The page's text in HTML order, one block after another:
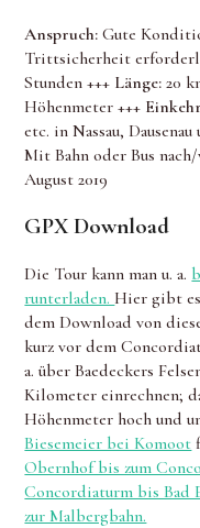
Anspruch: Gute
Trittsicherheit
Stunden +++ Länge:20
Höhenmeter +++
etc. in Nassau,
Mit Bahn oder Bus
August 2019
GPX Download
Die Tour kann man u. a.
runterladen.Hier gibt es
dem Download von
kurz vor dem
a. über Baedeckers
Kilometer einrechnen;
Höhenmeter hoch und
Biesemeier bei Komoot
Obernhof bis zum
Concordiaturm bis Bad
zur Malbergbahn.